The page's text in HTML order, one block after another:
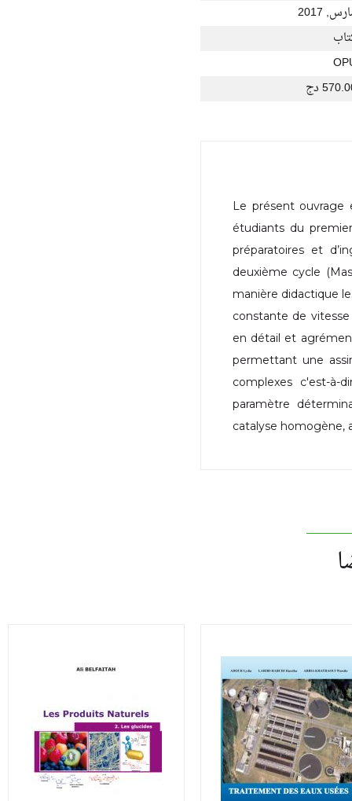
2017
دج
Le présent ouvrage
étudiants du
préparatoires et
deuxième cycle
manière didactique
constante de
en détail et
permettant une
complexes c'est-
paramètre
catalyse homogène,